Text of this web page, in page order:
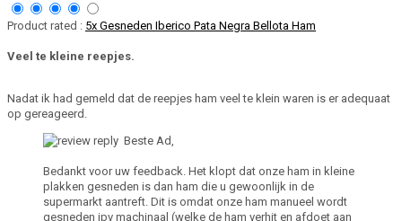
Product rated : 5x Gesneden Iberico Pata Negra Bellota Ham
Veel te kleine reepjes.
Nadat ik had gemeld dat de reepjes ham veel te klein waren is er adequaat
op gereageerd.
Beste Ad,
Bedankt voor uw feedback. Het klopt dat onze ham in kleine
plakken gesneden is dan ham die u gewoonlijk in de
supermarkt aantreft. Dit is omdat onze ham manueel wordt
gesneden ipv machinaal (welke de ham verhit en afdoet aan